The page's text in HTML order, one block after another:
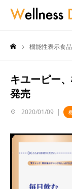
機能性表示食品
キユーピー
発売
2020/01/09